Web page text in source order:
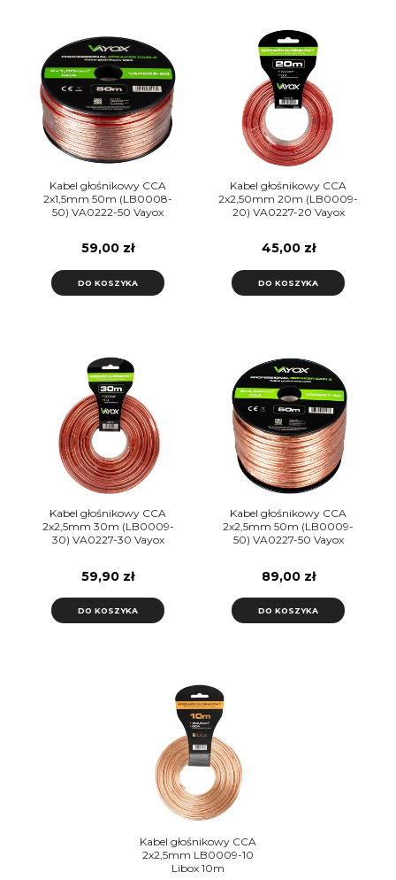
Kabel głośnikowy CCA
2x1,5mm 50m (LB0008-
50) VA0222-50 Vayox
59,00 zł
DO KOSZYKA
Kabel głośnikowy CCA
2x2,50mm 20m (LB0009-
20) VA0227-20 Vayox
45,00 zł
DO KOSZYKA
Kabel głośnikowy CCA
2x2,5mm 30m (LB0009-
30) VA0227-30 Vayox
59,90 zł
DO KOSZYKA
Kabel głośnikowy CCA
2x2,5mm 50m (LB0009-
50) VA0227-50 Vayox
89,00 zł
DO KOSZYKA
Kabel głośnikowy CCA
2x2,5mm LB0009-10
Libox 10m